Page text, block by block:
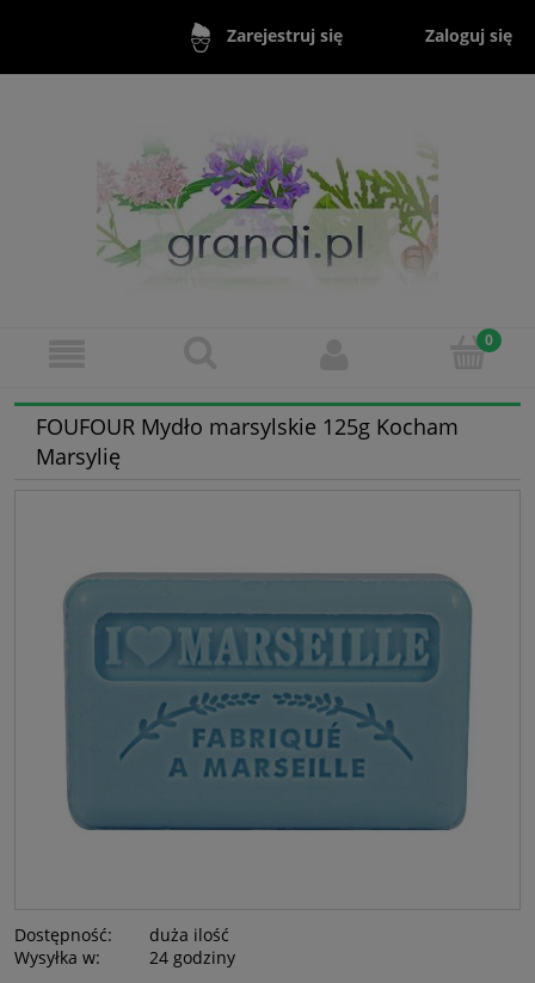
Zarejestruj się Zaloguj się
FOUFOUR Mydło marsylskie 125g Kocham
Marsylię
Dostępność:
duża ilość
Wysyłka w:
24 godziny